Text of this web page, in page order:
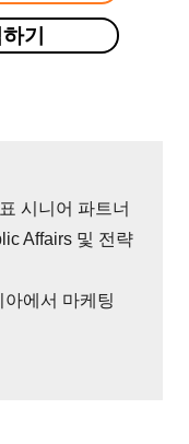
기
시니어 파트너
Affairs 및 전략
에서 마케팅